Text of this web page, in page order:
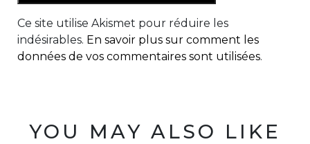
Ce site utilise Akismet pour réduire les
indésirables. En savoir plus sur comment les
données de vos commentaires sont utilisées.
YOU MAY ALSO LIKE